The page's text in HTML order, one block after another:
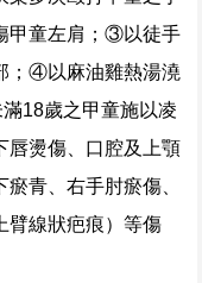
甲童左肩；③以徒手
；④以麻油雞熱湯澆
18歲之甲童施以凌
唇燙傷、口腔及上顎
青、右手肘瘀傷、
臂線狀疤痕）等傷